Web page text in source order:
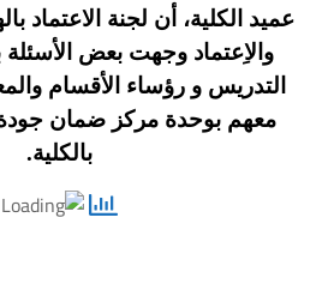
عميد الكلية، أن لجنة الاعتماد
والاِعتماد وجهت بعض
التدريس و رؤساء الأقسام
معهم بوحدة مركز ضمان جودة
بالكلية.